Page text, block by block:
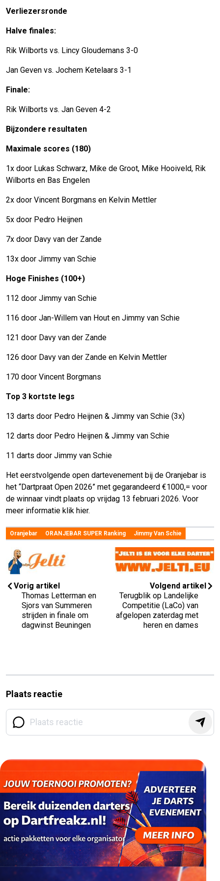
Verliezersronde
Halve finales:
Rik Wilborts vs. Lincy Gloudemans 3-0
Jan Geven vs. Jochem Ketelaars 3-1
Finale:
Rik Wilborts vs. Jan Geven 4-2
Bijzondere resultaten
Maximale scores (180)
1x door Lukas Schwarz, Mike de Groot, Mike Hooiveld, Rik
Wilborts en Bas Engelen
2x door Vincent Borgmans en Kelvin Mettler
5x door Pedro Heijnen
7x door Davy van der Zande
13x door Jimmy van Schie
Hoge Finishes (100+)
112 door Jimmy van Schie
116 door Jan-Willem van Hout en Jimmy van Schie
121 door Davy van der Zande
126 door Davy van der Zande en Kelvin Mettler
170 door Vincent Borgmans
Top 3 kortste legs
13 darts door Pedro Heijnen & Jimmy van Schie (3x)
12 darts door Pedro Heijnen & Jimmy van Schie
11 darts door Jimmy van Schie
Het eerstvolgende open dartevenement bij de Oranjebar is
het “Dartpraat Open 2026” met gegarandeerd €1000,= voor
de winnaar vindt plaats op vrijdag 13 februari 2026. Voor
meer informatie klik hier.
Oranjebar ORANJEBAR SUPER Ranking Jimmy Van Schie
Vorig artikel
Thomas Letterman en
Sjors van Summeren
strijden in finale om
dagwinst Beuningen
Volgend artikel
Terugblik op Landelijke
Competitie (LaCo) van
afgelopen zaterdag met
heren en dames
Plaats reactie